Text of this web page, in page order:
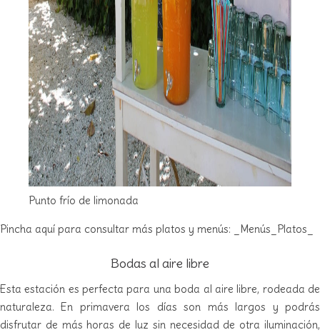
Punto frío de limonada
Pincha aquí para consultar más platos y menús: _ Menús Platos
Bodas al aire libre
Esta estación es perfecta para una boda al aire libre, rodeada de
naturaleza. En primavera los días son más largos y podrás
disfrutar de más horas de luz sin necesidad de otra iluminación,